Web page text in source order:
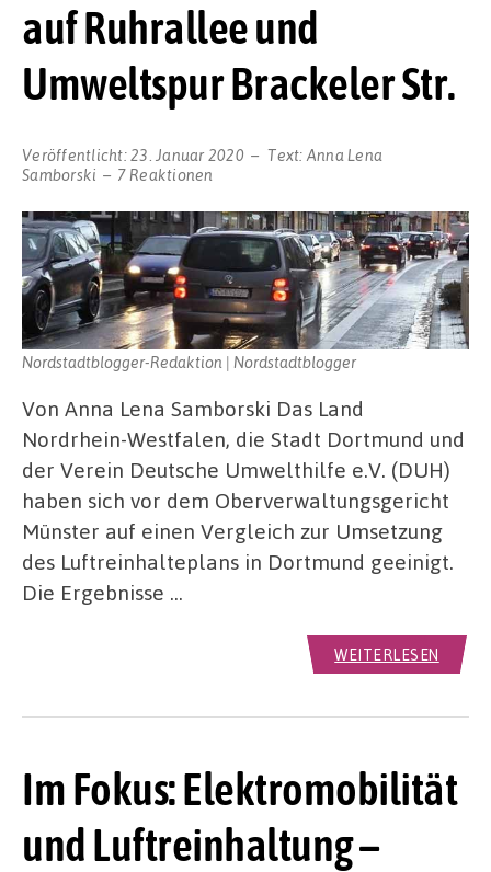
auf Ruhrallee und
Umweltspur Brackeler Str.
Veröffentlicht:23. Januar 2020 Text: Anna Lena
Samborski
7 Reaktionen
Nordstadtblogger-Redaktion | Nordstadtblogger
Von Anna Lena Samborski Das Land
Nordrhein-Westfalen, die Stadt Dortmund und
der Verein Deutsche Umwelthilfe e.V. (DUH)
haben sich vor dem Oberverwaltungsgericht
Münster auf einen Vergleich zur Umsetzung
des Luftreinhalteplans in Dortmund geeinigt.
Die Ergebnisse …
WEITERLESEN
Im Fokus: Elektromobilität
und Luftreinhaltung –